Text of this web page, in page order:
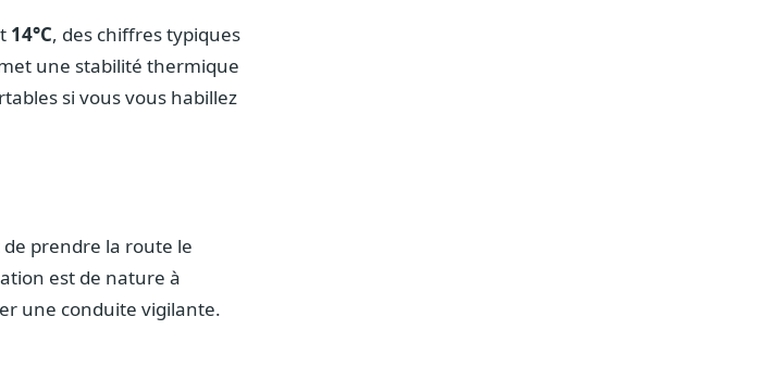
14°C, des chiffres typiques
une stabilité thermique
si vous vous habillez
prendre la route le
est de nature à
une conduite vigilante.